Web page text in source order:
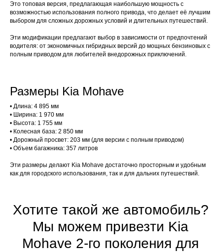
Это топовая версия, предлагающая наибольшую мощность с
возможностью использования полного привода, что делает её лучшим
выбором для сложных дорожных условий и длительных путешествий.
Эти модификации предлагают выбор в зависимости от предпочтений
водителя: от экономичных гибридных версий до мощных бензиновых с
полным приводом для любителей внедорожных приключений.
Размеры Kia Mohave
• Длина: 4 895 мм
• Ширина: 1 970 мм
• Высота: 1 755 мм
• Колесная база: 2 850 мм
• Дорожный просвет: 203 мм (для версии с полным приводом)
• Объем багажника: 357 литров
Эти размеры делают Kia Mohave достаточно просторным и удобным
как для городского использования, так и для дальних путешествий.
Хотите такой же автомобиль?
Мы можем привезти Kia
Mohave 2-го поколения для